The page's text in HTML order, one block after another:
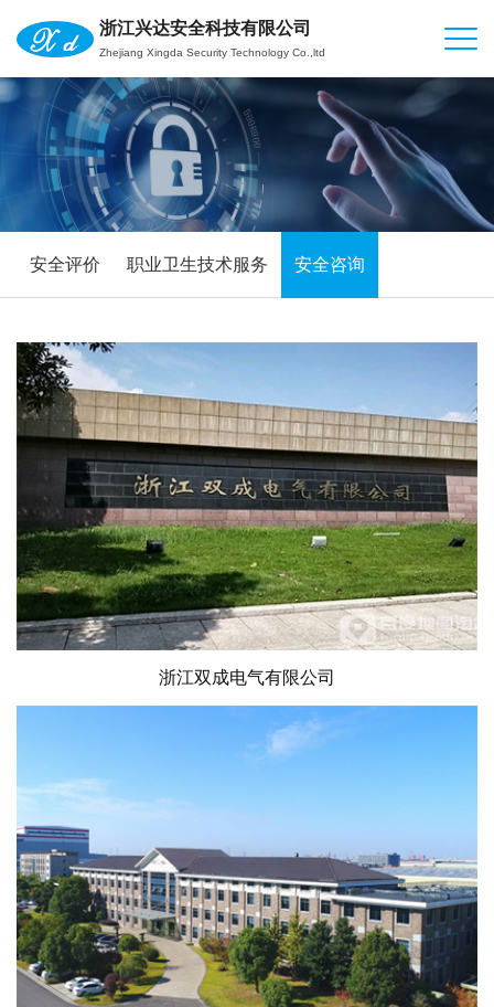
浙江兴达安全科技有限公司
Zhejiang Xingda Security Technology Co.,ltd
安全评价 职业卫生技术服务 安全咨询
浙江双成电气有限公司